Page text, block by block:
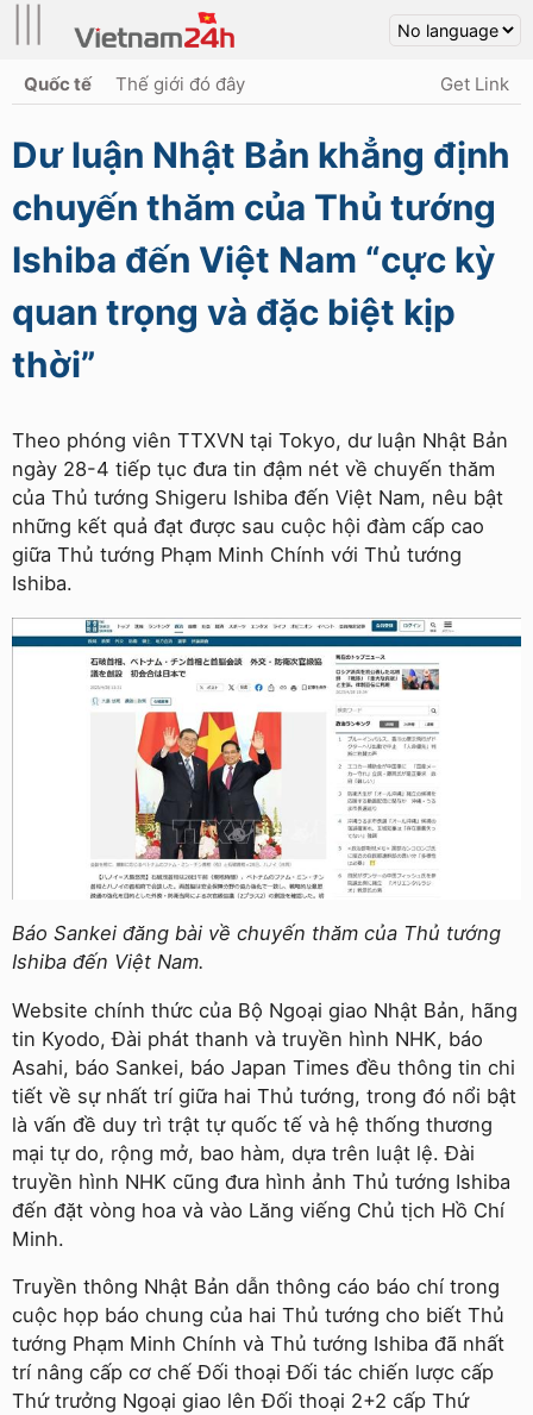
Quốc tế Thế giới đó đây Get Link
Dư luận Nhật Bản khẳng định
chuyến thăm của Thủ tướng
Ishiba đến Việt Nam “cực kỳ
quan trọng và đặc biệt kịp
thời”
Theo phóng viên TTXVN tại Tokyo, dư luận Nhật Bản
ngày 28-4 tiếp tục đưa tin đậm nét về chuyến thăm
của Thủ tướng Shigeru Ishiba đến Việt Nam, nêu bật
những kết quả đạt được sau cuộc hội đàm cấp cao
giữa Thủ tướng Phạm Minh Chính với Thủ tướng
Ishiba.
Báo Sankei đăng bài về chuyến thăm của Thủ tướng
Ishiba đến Việt Nam.
Website chính thức của Bộ Ngoại giao Nhật Bản, hãng
tin Kyodo, Đài phát thanh và truyền hình NHK, báo
Asahi, báo Sankei, báo Japan Times đều thông tin chi
tiết về sự nhất trí giữa hai Thủ tướng, trong đó nổi bật
là vấn đề duy trì trật tự quốc tế và hệ thống thương
mại tự do, rộng mở, bao hàm, dựa trên luật lệ. Đài
truyền hình NHK cũng đưa hình ảnh Thủ tướng Ishiba
đến đặt vòng hoa và vào Lăng viếng Chủ tịch Hồ Chí
Minh.
Truyền thông Nhật Bản dẫn thông cáo báo chí trong
cuộc họp báo chung của hai Thủ tướng cho biết Thủ
tướng Phạm Minh Chính và Thủ tướng Ishiba đã nhất
trí nâng cấp cơ chế Đối thoại Đối tác chiến lược cấp
Thứ trưởng Ngoại giao lên Đối thoại 2+2 cấp Thứ